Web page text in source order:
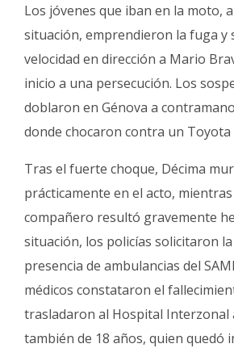
Los jóvenes que iban en la moto,
situación, emprendieron la fuga y
velocidad en dirección a Mario
inicio a una persecución. Los
doblaron en Génova a
donde chocaron contra un Toyota
Tras el fuerte choque, Décima
prácticamente en el acto,
compañero resultó gravemente
situación, los policías solicitaron
presencia de ambulancias del
médicos constataron el
trasladaron al Hospital Interzonal
también de 18 años, quien quedó